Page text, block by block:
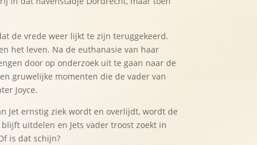
de vrede weer lijkt te zijn teruggekeerd.
het leven. Na de euthanasie van haar
door op onderzoek uit te gaan naar de
gruwelijke momenten die de vader van
Joyce.
Jet ernstig ziek wordt en overlijdt, wordt de
uitdelen en Jets vader troost zoekt in
is dat schijn?